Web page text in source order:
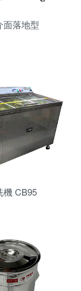
面落地型
機 CB95